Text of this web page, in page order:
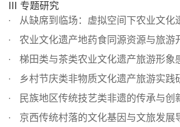
Ⅲ 专题研究
从缺席到临场：虚拟空间下农业文化
农业文化遗产地药食同源资源与旅游
梯田类与茶类农业文化遗产旅游形象
乡村节庆类非物质文化遗产旅游实践
民族地区传统技艺类非遗的传承与创新发
京西传统村落的文化基因与文旅发展